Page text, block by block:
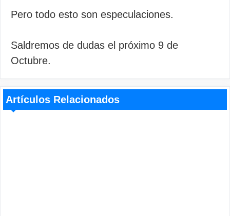
Pero todo esto son especulaciones.
Saldremos de dudas el próximo 9 de
Octubre.
Artículos Relacionados